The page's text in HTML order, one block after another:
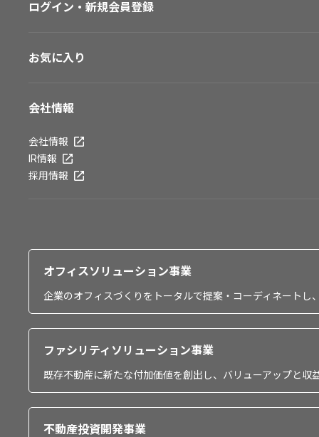
ログイン・新規会員登録
お気に入り
会社情報
会社情報
IR情報
採用情報
オフィスソリューション事業
企業のオフィスづくりをトータルで提案・コーディネート
ファシリティソリューション事業
既存不動産に新たな付加価値を創出し、バリューアップと収
不動産投資開発事業